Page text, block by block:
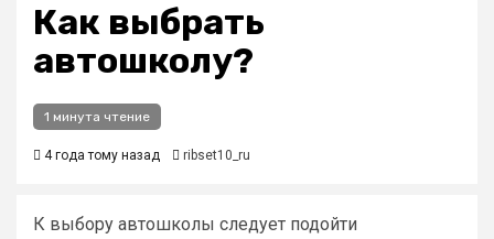
Как выбрать
автошколу?
1 минута чтение
4 года тому назад ribset10_ru
К выбору автошколы следует подойти